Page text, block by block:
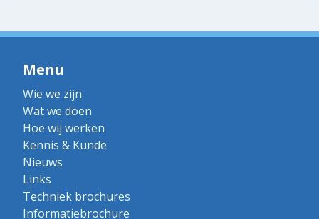
Menu
Wie we zijn
Wat we doen
Hoe wij werken
Kennis & Kunde
Nieuws
Links
Techniek brochures
Informatiebrochure